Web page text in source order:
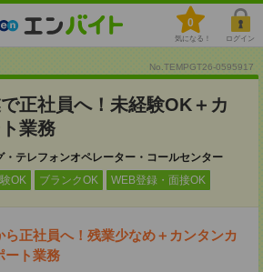
0
気になる！ ログイン
No.TEMPGT26-0595917
正社員へ！未経験OK＋カ
業務
・テレフォンオペレーター・コールセンター
OK ブランクOK WEB登録・面接OK
ら正社員へ！残業少なめ＋カンタンカ
ート業務